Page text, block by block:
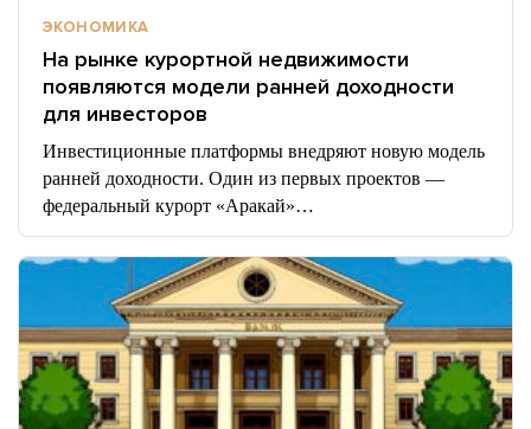
ЭКОНОМИКА
На рынке курортной недвижимости
появляются модели ранней доходности
для инвесторов
Инвестиционные платформы внедряют новую модель
ранней доходности. Один из первых проектов —
федеральный курорт «Аракай»…